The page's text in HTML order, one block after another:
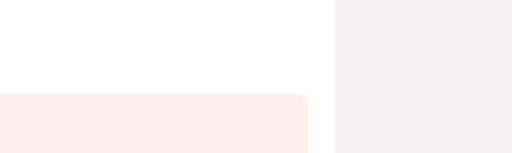
〜2ヶ月頃は、吸うことで安心し
も口寂しさで吸いたがります。